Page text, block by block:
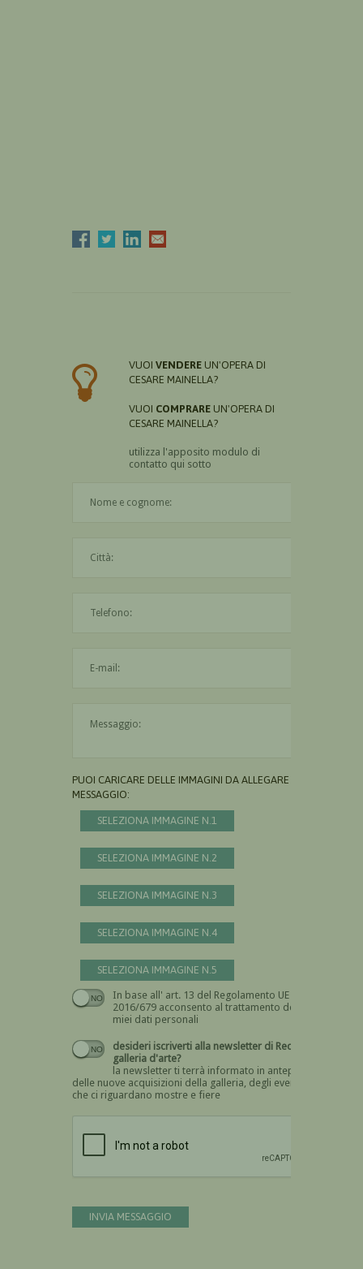
VUOI VENDERE UN'OPERA DI
CESARE MAINELLA?
VUOI COMPRARE UN'OPERA DI
CESARE MAINELLA?
utilizza l'apposito modulo di
contatto qui sotto
PUOI CARICARE DELLE IMMAGINI DA ALLEGARE AL
MESSAGGIO:
SELEZIONA IMMAGINE N.1
SELEZIONA IMMAGINE N.2
SELEZIONA IMMAGINE N.3
SELEZIONA IMMAGINE N.4
SELEZIONA IMMAGINE N.5
In base all' art. 13 del Regolamento UE n.
2016/679 acconsento al trattamento dei
miei dati personali
Devi dare il consenso
desideri iscriverti alla newsletter di Recta
galleria d'arte?
la newsletter ti terrà informato in anteprima
delle nuove acquisizioni della galleria, degli eventi
che ci riguardano mostre e fiere
INVIA MESSAGGIO